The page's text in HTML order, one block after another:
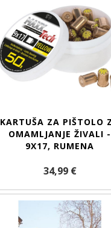
KARTUŠA ZA PIŠTOLO
OMAMLJANJE ŽIVALI -
9X17, RUMENA
34,99 €